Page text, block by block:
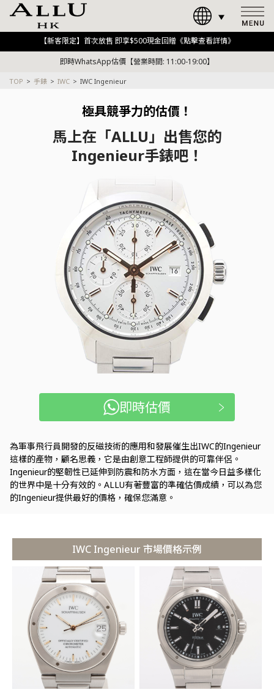
【新客限定】首次放售 即享$500現金回贈《點擊查看詳情》
即時WhatsApp估價【營業時間: 11:00-19:00】
TOP 手錶 IWC IWC Ingenieur
極具競爭力的估價！
馬上在「ALLU」出售您的
Ingenieur手錶吧！
即時估價
為軍事飛行員開發的反磁技術的應用和發展催生出IWC的Ingenieur
這樣的產物，顧名思義，它是由創意工程師提供的可靠伴侶。
Ingenieur的堅韌性已延伸到防震和防水方面，這在當今日益多樣化
的世界中是十分有效的。ALLU有著豐富的準確估價成績，可以為您
的Ingenieur提供最好的價格，確保您滿意。
IWC Ingenieur 市場價格示例